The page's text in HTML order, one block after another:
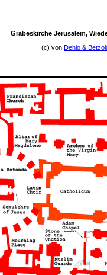
Grabeskirche Jerusalem,
(c) von Dehio &